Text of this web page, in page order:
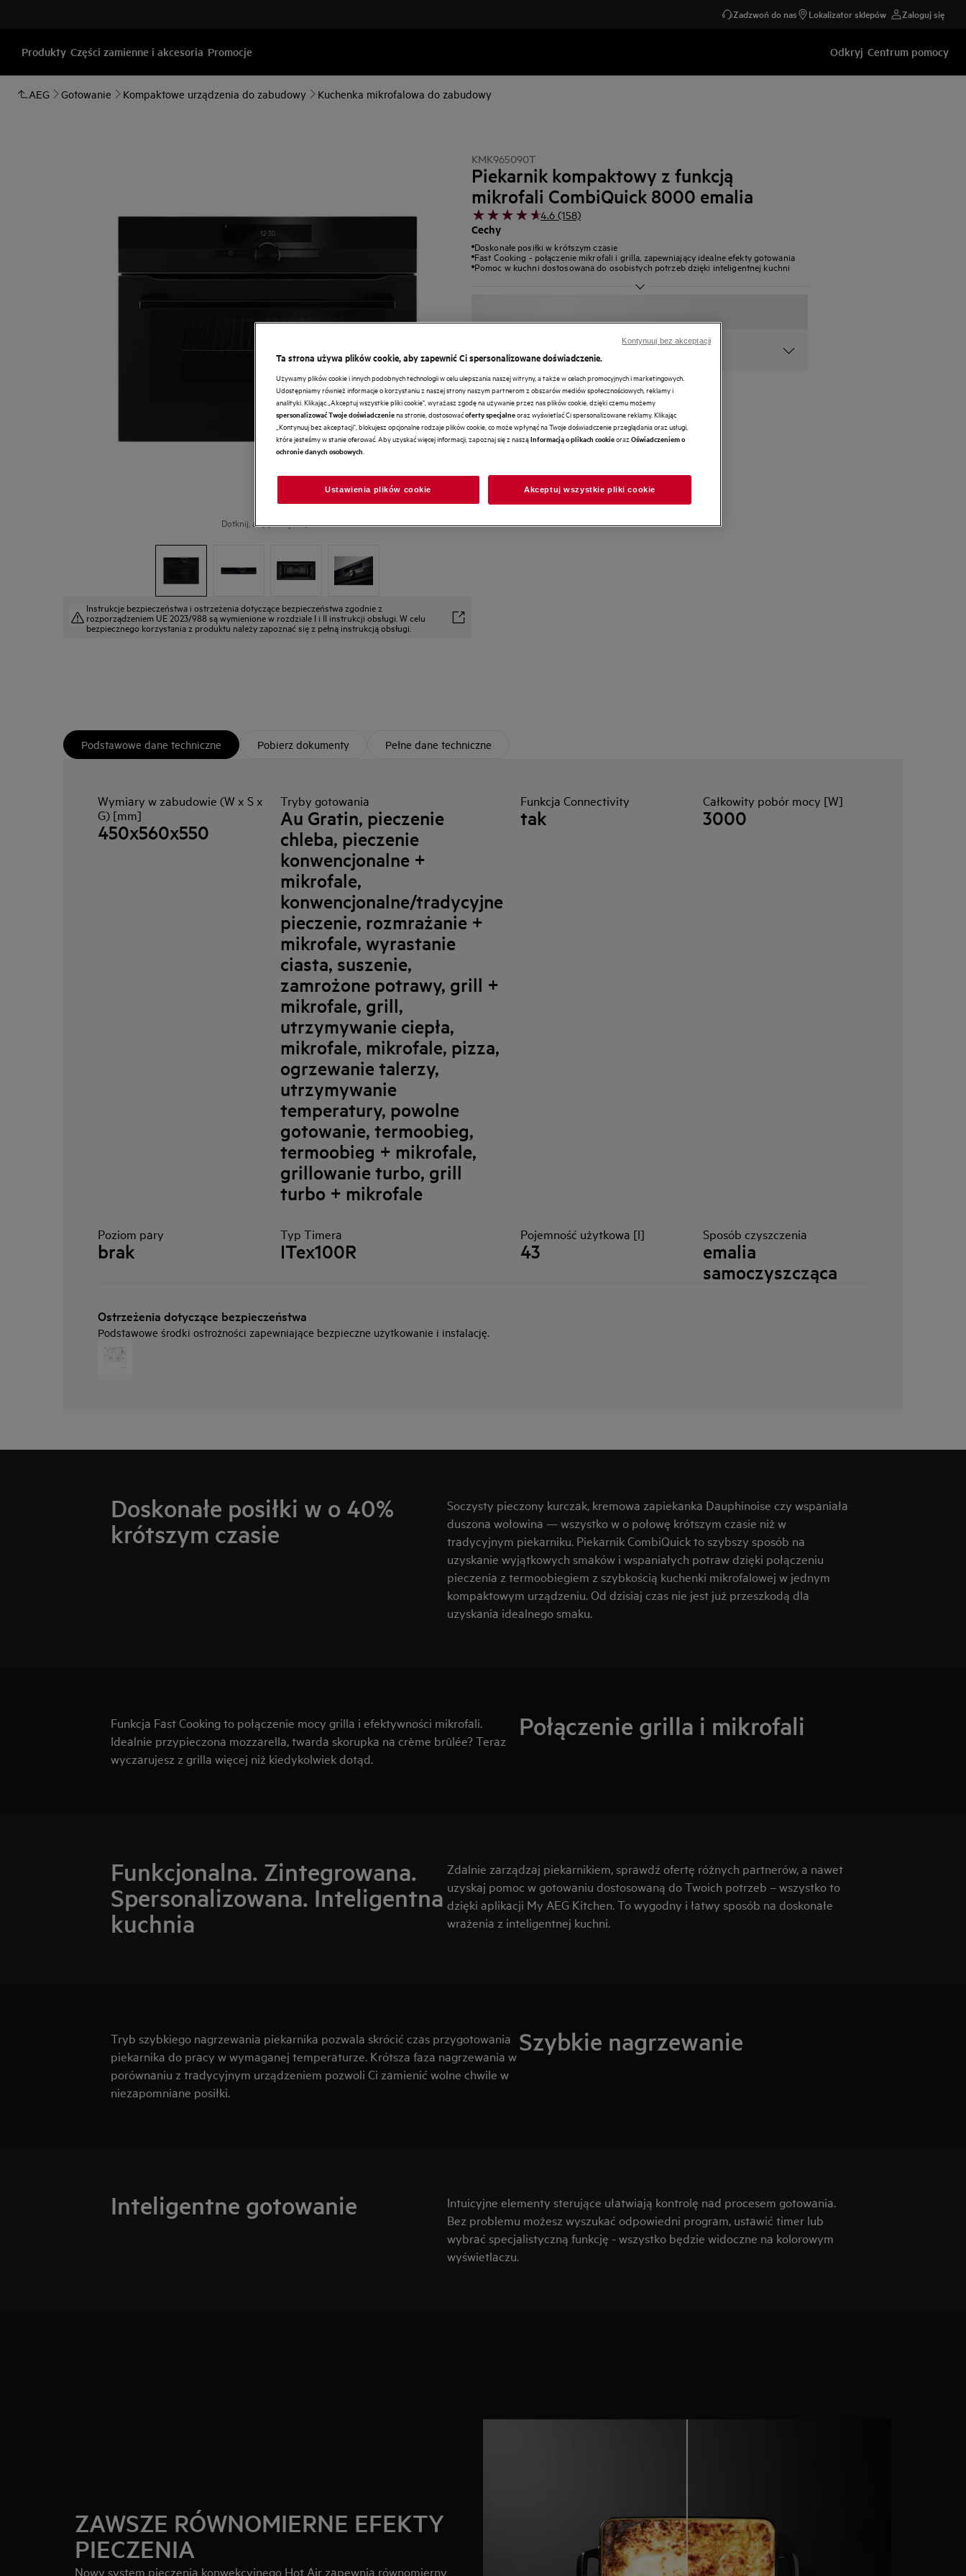
Zadzwoń do nas Lokalizator sklepów Zaloguj się
Produkty Części zamienne i akcesoria Promocje Odkryj Centrum pomocy
AEG Gotowanie Kompaktowe urządzenia do zabudowy Kuchenka mikrofalowa do zabudowy
Dotknij, aby powiększyć.
Instrukcje bezpieczeństwa i ostrzeżenia dotyczące bezpieczeństwa zgodnie z
rozporządzeniem UE 2023/988 są wymienione w rozdziale I i II instrukcji obsługi. W celu
bezpiecznego korzystania z produktu należy zapoznać się z pełną instrukcją obsługi.
KMK965090T
Piekarnik kompaktowy z funkcją
mikrofali CombiQuick 8000 emalia
4.6 (158)
Cechy
Doskonałe posiłki w krótszym czasie
Fast Cooking - połączenie mikrofali i grilla, zapewniający idealne efekty gotowania
Pomoc w kuchni dostosowana do osobistych potrzeb dzięki inteligentnej kuchni
Podstawowe dane techniczne Pobierz dokumenty Pełne dane techniczne
Wymiary w zabudowie (W x S x
G) [mm]
450x560x550
Tryby gotowania
Au Gratin, pieczenie
chleba, pieczenie
konwencjonalne +
mikrofale,
konwencjonalne/tradycyjne
pieczenie, rozmrażanie +
mikrofale, wyrastanie
ciasta, suszenie,
zamrożone potrawy, grill +
mikrofale, grill,
utrzymywanie ciepła,
mikrofale, mikrofale, pizza,
ogrzewanie talerzy,
utrzymywanie
temperatury, powolne
gotowanie, termoobieg,
termoobieg + mikrofale,
grillowanie turbo, grill
turbo + mikrofale
Funkcja Connectivity
tak
Całkowity pobór mocy [W]
3000
Poziom pary
brak
Typ Timera
ITex100R
Pojemność użytkowa [l]
43
Sposób czyszczenia
emalia
samoczyszcząca
Ostrzeżenia dotyczące bezpieczeństwa
Podstawowe środki ostrożności zapewniające bezpieczne użytkowanie i instalację.
Doskonałe posiłki w o 40%
krótszym czasie
Soczysty pieczony kurczak, kremowa zapiekanka Dauphinoise czy wspaniała
duszona wołowina — wszystko w o połowę krótszym czasie niż w
tradycyjnym piekarniku. Piekarnik CombiQuick to szybszy sposób na
uzyskanie wyjątkowych smaków i wspaniałych potraw dzięki połączeniu
pieczenia z termoobiegiem z szybkością kuchenki mikrofalowej w jednym
kompaktowym urządzeniu. Od dzisiaj czas nie jest już przeszkodą dla
uzyskania idealnego smaku.
Połączenie grilla i mikrofali
Funkcja Fast Cooking to połączenie mocy grilla i efektywności mikrofali.
Idealnie przypieczona mozzarella, twarda skorupka na crème brûlée? Teraz
wyczarujesz z grilla więcej niż kiedykolwiek dotąd.
Funkcjonalna. Zintegrowana.
Spersonalizowana. Inteligentna
kuchnia
Zdalnie zarządzaj piekarnikiem, sprawdź ofertę różnych partnerów, a nawet
uzyskaj pomoc w gotowaniu dostosowaną do Twoich potrzeb – wszystko to
dzięki aplikacji My AEG Kitchen. To wygodny i łatwy sposób na doskonałe
wrażenia z inteligentnej kuchni.
Szybkie nagrzewanie
Tryb szybkiego nagrzewania piekarnika pozwala skrócić czas przygotowania
piekarnika do pracy w wymaganej temperaturze. Krótsza faza nagrzewania w
porównaniu z tradycyjnym urządzeniem pozwoli Ci zamienić wolne chwile w
niezapomniane posiłki.
Inteligentne gotowanie
Intuicyjne elementy sterujące ułatwiają kontrolę nad procesem gotowania.
Bez problemu możesz wyszukać odpowiedni program, ustawić timer lub
wybrać specjalistyczną funkcję - wszystko będzie widoczne na kolorowym
wyświetlaczu.
ZAWSZE RÓWNOMIERNE EFEKTY
PIECZENIA
Nowy system pieczenia konwekcyjnego Hot Air zapewnia równomierny
Ta strona używa plików cookie, aby zapewnić Ci spersonalizowane doświadczenie.
Używamy plików cookie i innych podobnych technologii w celu ulepszania naszej witryny, a także w celach promocyjnych i marketingowych.
Udostępniamy również informacje o korzystaniu z naszej strony naszym partnerom z obszarów mediów społecznościowych, reklamy i
analityki. Klikając „Akceptuj wszystkie pliki cookie", wyrażasz zgodę na używanie przez nas plików cookie, dzięki czemu możemy
spersonalizować Twoje doświadczeniena stronie, dostosowaćoferty specjalneoraz wyświetlać Ci spersonalizowane reklamy. Klikając
„Kontynuuj bez akceptacji", blokujesz opcjonalne rodzaje plików cookie, co może wpłynąć na Twoje doświadczenie przeglądania oraz usługi,
które jesteśmy w stanie oferować. Aby uzyskać więcej informacji, zapoznaj się z nasząInformacją o plikach cookieoraz Oświadczeniem o
ochronie danych osobowych
Ustawienia plików cookie Akceptuj wszystkie pliki cookie
Kontynuuj bez akceptacji